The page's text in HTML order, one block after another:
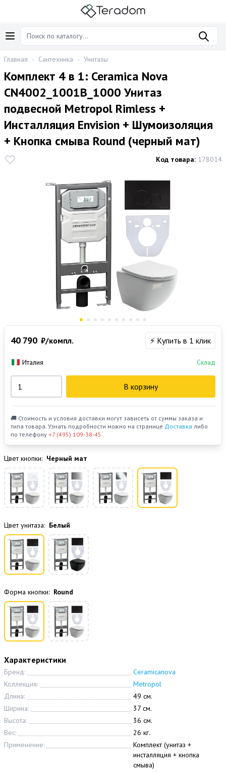
Главная - Сантехника - Унитазы
Комплект 4 в 1: Ceramica Nova
CN4002_1001B_1000 Унитаз
подвесной Metropol Rimless +
Инсталляция Envision + Шумоизоляция
+ Кнопка смыва Round (черный мат)
Код товара: 178014
Характеристики
Бренд:
Ceramicanova
Коллекция:
Metropol
Длина:
49 см.
Ширина:
37 см.
Высота:
36 см.
Вес:
26 кг.
Применение:
Комплект (унитаз +
инсталляция + кнопка
смыва)
40 790 ₽/компл. ⚡ Купить в 1 клик
Италия Склад
В корзину
🚚 Стоимость и условия доставки могут зависеть от суммы заказа и
типа товара. Узнать подробности можно на странице Доставка либо
по телефону +7 (495) 109-38-45
Цвет кнопки: Черный мат
Цвет унитаза: Белый
Форма кнопки: Round